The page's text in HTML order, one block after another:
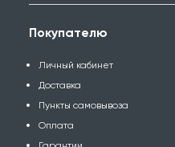
Покупателю
Личный кабинет
Доставка
Пункты самовывоза
Оплата